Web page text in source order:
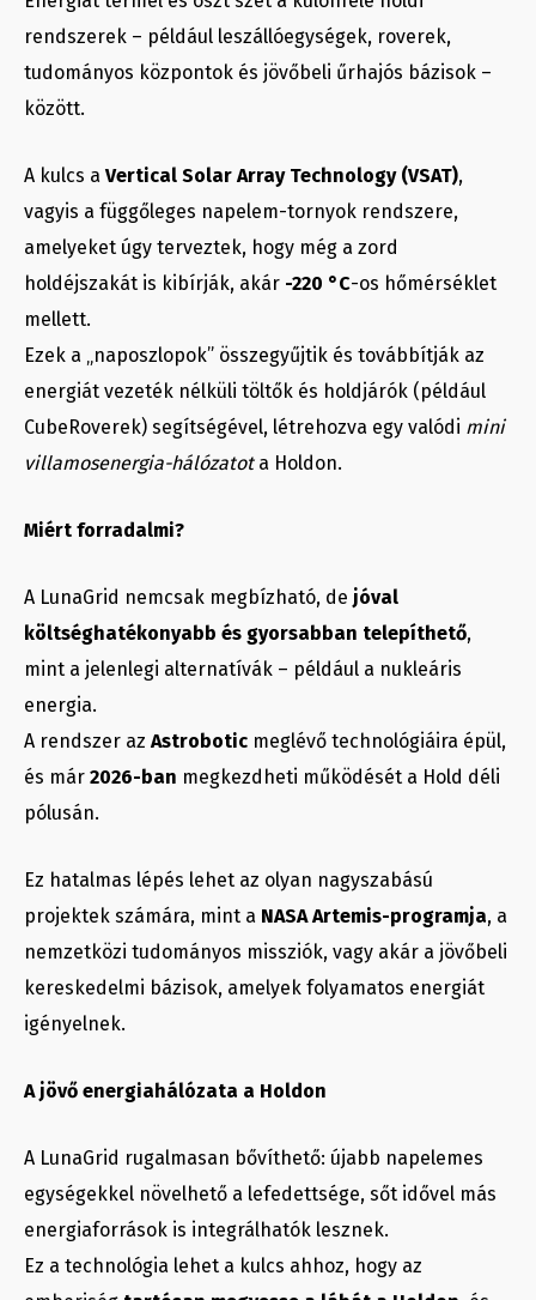
rendszerek – például leszállóegységek, roverek,
tudományos központok és jövőbeli űrhajós bázisok –
között.
A kulcs a Vertical Solar Array Technology (VSAT),
vagyis a függőleges napelem-tornyok rendszere,
amelyeket úgy terveztek, hogy még a zord
holdéjszakát is kibírják, akár -220 °C-os hőmérséklet
mellett.
Ezek a „naposzlopok” összegyűjtik és továbbítják az
energiát vezeték nélküli töltők és holdjárók (például
CubeRoverek) segítségével, létrehozva egy valódi mini
villamosenergia-hálózatota Holdon.
Miért forradalmi?
A LunaGrid nemcsak megbízható, de jóval
költséghatékonyabb és gyorsabban telepíthető,
mint a jelenlegi alternatívák – például a nukleáris
energia.
A rendszer az Astrobotic meglévő technológiáira épül,
és már 2026-ban megkezdheti működését a Hold déli
pólusán.
Ez hatalmas lépés lehet az olyan nagyszabású
projektek számára, mint a NASA Artemis-programja, a
nemzetközi tudományos missziók, vagy akár a jövőbeli
kereskedelmi bázisok, amelyek folyamatos energiát
igényelnek.
A jövő energiahálózata a Holdon
A LunaGrid rugalmasan bővíthető: újabb napelemes
egységekkel növelhető a lefedettsége, sőt idővel más
energiaforrások is integrálhatók lesznek.
Ez a technológia lehet a kulcs ahhoz, hogy az